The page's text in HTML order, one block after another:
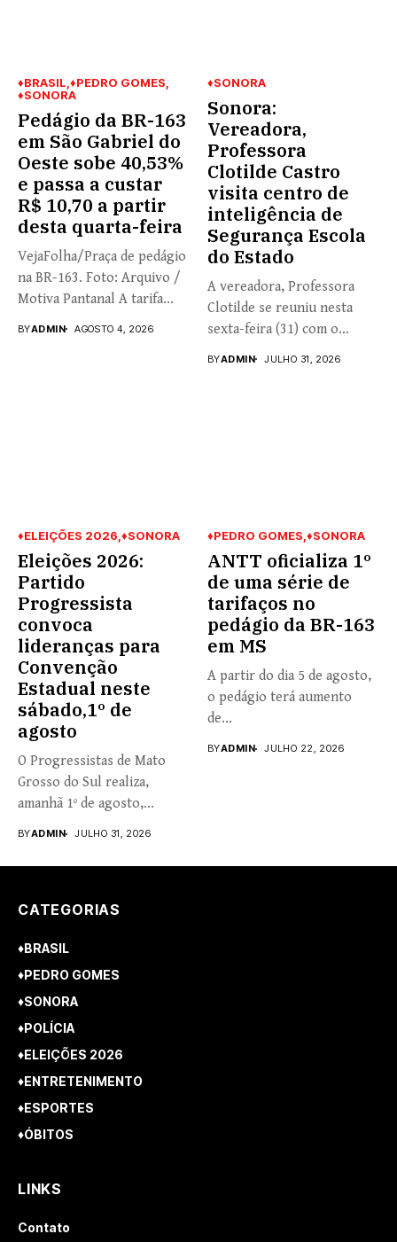
♦BRASIL ♦PEDRO GOMES
♦SONORA
Pedágio da BR-163
em São Gabriel do
Oeste sobe 40,53%
e passa a custar
R$ 10,70 a partir
desta quarta-feira
VejaFolha/Praça de pedágio
na BR-163. Foto: Arquivo /
Motiva Pantanal A tarifa...
BYADMIN AGOSTO 4, 2026
♦SONORA
Sonora:
Vereadora,
Professora
Clotilde Castro
visita centro de
inteligência de
Segurança Escola
do Estado
A vereadora, Professora
Clotilde se reuniu nesta
sexta-feira (31) com o
BYADMIN JULHO 31, 2026
♦ELEIÇÕES 2026 ♦SONORA
Eleições 2026:
Partido
Progressista
convoca
lideranças para
Convenção
Estadual neste
sábado,1º de
agosto
O Progressistas de Mato
Grosso do Sul realiza,
amanhã 1º de agosto,...
BYADMIN JULHO 31, 2026
♦PEDRO GOMES ♦SONORA
ANTT oficializa 1º
de uma série de
tarifaços no
pedágio da BR-163
em MS
A partir do dia 5 de agosto,
o pedágio terá aumento
de...
BYADMIN JULHO 22, 2026
CATEGORIAS
♦BRASIL
♦PEDRO GOMES
♦SONORA
♦POLÍCIA
♦ELEIÇÕES 2026
♦ENTRETENIMENTO
♦ESPORTES
♦ÓBITOS
LINKS
Contato